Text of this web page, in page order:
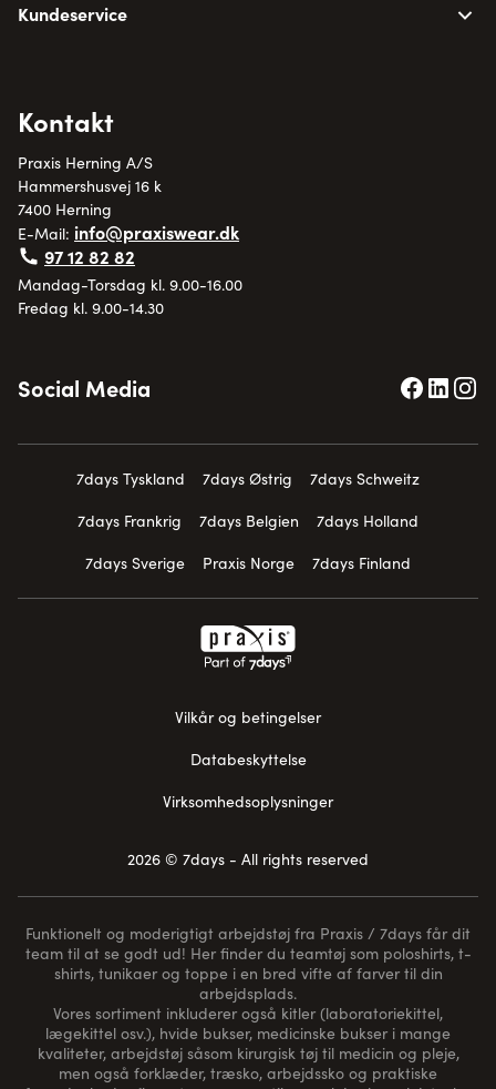
Kundeservice
Kontakt
Praxis Herning A/S
Hammershusvej 16 k
7400 Herning
E-Mail: info@praxiswear.dk
97 12 82 82
Mandag-Torsdag kl. 9.00-16.00
Fredag kl. 9.00-14.30
Social Media
7days Tyskland 7days Østrig
7days Schweitz
7days Frankrig
7days Belgien
7days Holland
7days Sverige
Praxis Norge 7days Finland
Vilkår og betingelser
Databeskyttelse
Virksomhedsoplysninger
2026 © 7days - All rights reserved
Funktionelt og moderigtigt arbejdstøj fra Praxis / 7days får dit
team til at se godt ud! Her finder du teamtøj som poloshirts, t-
shirts, tunikaer og toppe i en bred vifte af farver til din
arbejdsplads.
Vores sortiment inkluderer også kitler (laboratoriekittel,
lægekittel osv.), hvide bukser, medicinske bukser i mange
kvaliteter, arbejdstøj såsom kirurgisk tøj til medicin og pleje,
men også forklæder, træsko, arbejdssko og praktiske